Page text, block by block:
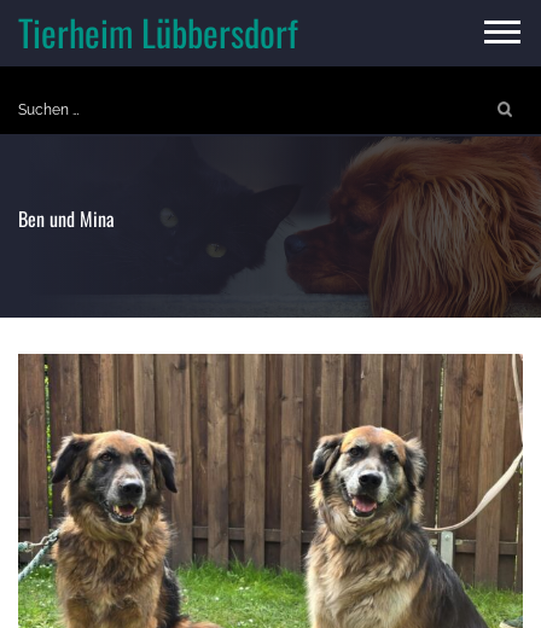
Suchen
nach:
Tierheim Lübbersdorf
Ben und Mina